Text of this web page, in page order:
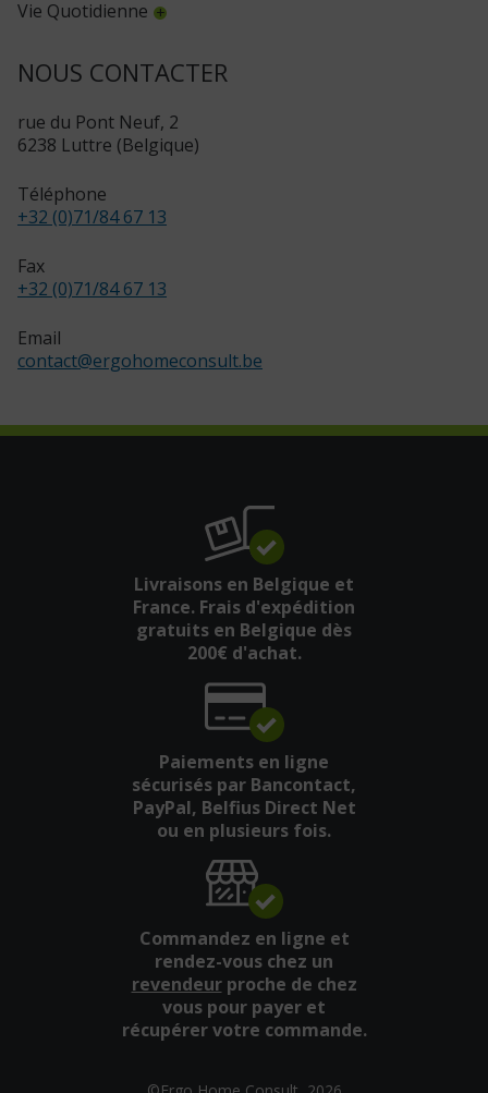
Vie Quotidienne
NOUS CONTACTER
rue du Pont Neuf, 2
6238 Luttre (Belgique)
Téléphone
+32 (0)71/84 67 13
Fax
+32 (0)71/84 67 13
Email
contact@ergohomeconsult.be
Livraisons en Belgique et
France. Frais d'expédition
gratuits en Belgique dès
200€ d'achat.
Paiements en ligne
sécurisés par Bancontact,
PayPal, Belfius Direct Net
ou en plusieurs fois.
Commandez en ligne et
rendez-vous chez un
revendeurproche de chez
vous pour payer et
récupérer votre commande.